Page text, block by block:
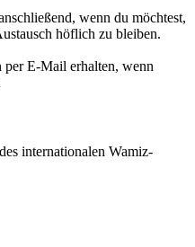
wenn du möchtest,
höflich zu bleiben.
E-Mail erhalten, wenn
internationalen Wamiz-